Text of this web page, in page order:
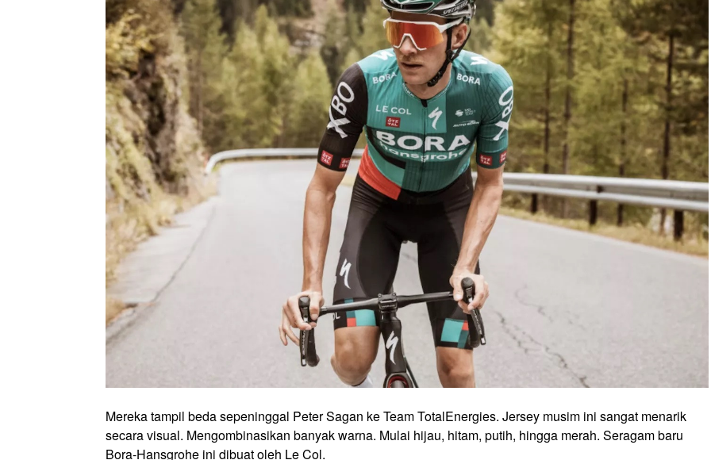
Mereka tampil beda sepeninggal Peter Sagan ke Team TotalEnergies. Jersey musim ini sangat menarik
secara visual. Mengombinasikan banyak warna. Mulai hijau, hitam, putih, hingga merah. Seragam baru
Bora-Hansgrohe ini dibuat oleh Le Col.